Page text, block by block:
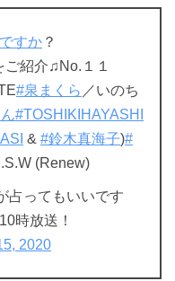
すか ？
紹介♫No.１１
#泉まくら ／いのち
#TOSHIKIHAYASHI
& #鈴木真海子)#
(Renew)
占ってもいいです
時放送！
2020